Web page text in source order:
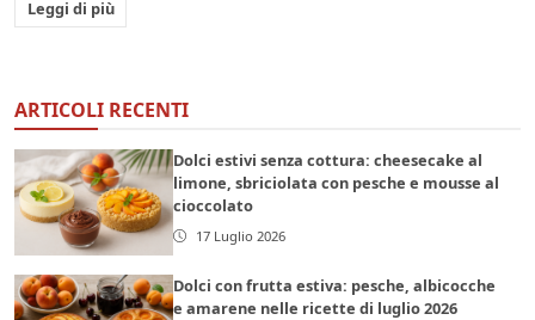
Leggi di più
ARTICOLI RECENTI
Dolci estivi senza cottura: cheesecake al
limone, sbriciolata con pesche e mousse al
cioccolato
17 Luglio 2026
Dolci con frutta estiva: pesche, albicocche
e amarene nelle ricette di luglio 2026